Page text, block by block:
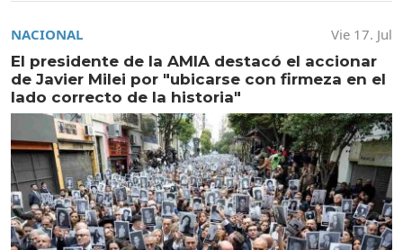
NACIONAL
Vie 17. Jul
El presidente de la AMIA destacó el accionar
de Javier Milei por "ubicarse con firmeza en el
lado correcto de la historia"